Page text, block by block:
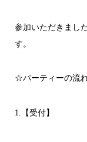
参加いただきまし
す。
☆パーティーの流
1.【受付】